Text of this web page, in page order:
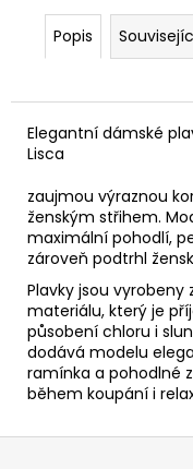
Popis
Elegantní dámské
Lisca
zaujmou výraznou
ženským střihem.
maximální pohodlí,
zároveň podtrhl
Plavky jsou
materiálu, který je
působení chloru i
dodává modelu
ramínka a pohodlné
během koupání i
Z